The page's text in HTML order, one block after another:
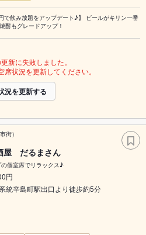
で飲み放題をアップデート♪】 ビールがキリン一番
酎もグレードアップ！
新に失敗しました。
状況を更新してください。
況を更新する
街）
屋 だるまさん
個室席でリラックス♪
円
統辛島町駅出口より徒歩約5分